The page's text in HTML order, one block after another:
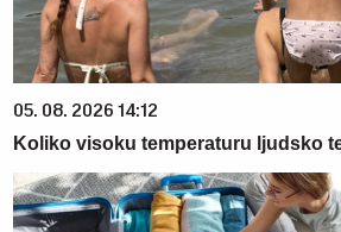
05. 08. 2026 14:12
Koliko visoku temperaturu ljudsko